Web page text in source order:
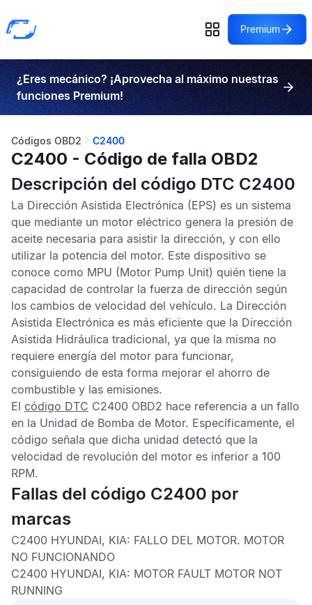
Premium
¿Eres mecánico? ¡Aprovecha al máximo nuestras
funciones Premium!
Códigos OBD2 C2400
C2400 - Código de falla OBD2
Descripción del código DTC C2400
La Dirección Asistida Electrónica (EPS) es un sistema
que mediante un motor eléctrico genera la presión de
aceite necesaria para asistir la dirección, y con ello
utilizar la potencia del motor. Este dispositivo se
conoce como MPU (Motor Pump Unit) quién tiene la
capacidad de controlar la fuerza de dirección según
los cambios de velocidad del vehículo. La Dirección
Asistida Electrónica es más eficiente que la Dirección
Asistida Hidráulica tradicional, ya que la misma no
requiere energía del motor para funcionar,
consiguiendo de esta forma mejorar el ahorro de
combustible y las emisiones.
El código DTC C2400 OBD2 hace referencia a un fallo
en la Unidad de Bomba de Motor. Específicamente, el
código señala que dicha unidad detectó que la
velocidad de revolución del motor es inferior a 100
RPM.
Fallas del código C2400 por
marcas
C2400 HYUNDAI, KIA: FALLO DEL MOTOR. MOTOR
NO FUNCIONANDO
C2400 HYUNDAI, KIA: MOTOR FAULT MOTOR NOT
RUNNING